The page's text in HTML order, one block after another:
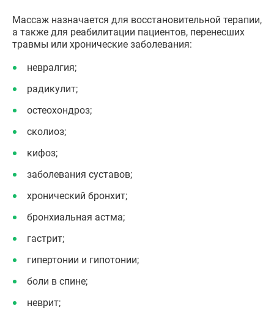
Массаж назначается для восстановительной терапии,
а также для реабилитации пациентов, перенесших
травмы или хронические заболевания:
невралгия;
радикулит;
остеохондроз;
сколиоз;
кифоз;
заболевания суставов;
хронический бронхит;
бронхиальная астма;
гастрит;
гипертонии и гипотонии;
боли в спине;
неврит;